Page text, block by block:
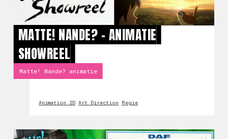
MATTE! NANDE? - ANIMATIE
SHOWREEL
Matte! Nande? animatie
Animation 2D Art Direction Regie